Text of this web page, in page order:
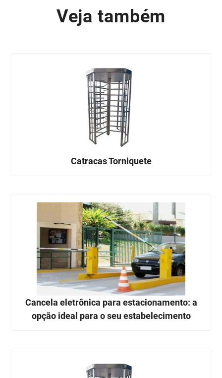
Veja também
Catracas Torniquete
Cancela eletrônica para estacionamento: a
opção ideal para o seu estabelecimento